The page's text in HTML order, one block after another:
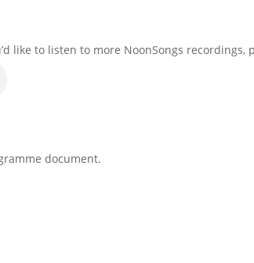
like to listen to more NoonSongs recordings,
document.